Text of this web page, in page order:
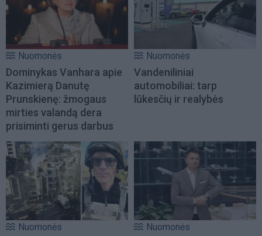
Nuomonės
Dominykas Vanhara apie
Kazimierą Danutę
Prunskienę: žmogaus
mirties valandą dera
prisiminti gerus darbus
Nuomonės
Vandeniliniai
automobiliai: tarp
lūkesčių ir realybės
Nuomonės Nuomonės